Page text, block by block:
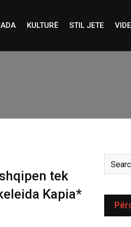
KULTURË STIL JETE
tek
Kapia*